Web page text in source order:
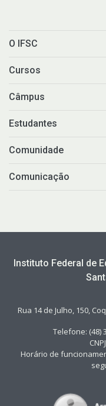
O IFSC
Cursos
Câmpus
Estudantes
Comunidade
Comunicação
Instituto Federal de
Rua 14 de Julho, 150,
Telefone: (48)
Horário de